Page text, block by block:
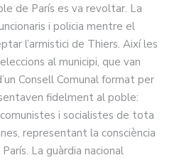
de París es va revoltar. La
i policia mentre el
l’armistici de Thiers. Així les
al municipi, que van
Consell Comunal format per
fidelment al poble:
comunistes i socialistes de tota
representant la consciència
La guàrdia nacional